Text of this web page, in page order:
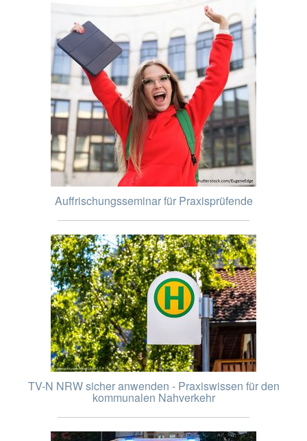
Auffrischungsseminar für Praxisprüfende
TV-N NRW sicher anwenden - Praxiswissen für den
kommunalen Nahverkehr